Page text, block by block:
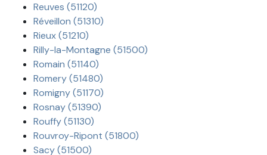
Reuves (51120)
Réveillon (51310)
Rieux (51210)
Rilly-la-Montagne (51500)
Romain (51140)
Romery (51480)
Romigny (51170)
Rosnay (51390)
Rouffy (51130)
Rouvroy-Ripont (51800)
Sacy (51500)